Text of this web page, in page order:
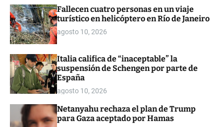
o
r
Fallecen cuatro personas en un viaje
turístico en helicóptero en Río de Janeiro
agosto 10, 2026
Italia califica de “inaceptable” la
suspensión de Schengen por parte de
España
agosto 10, 2026
Netanyahu rechaza el plan de Trump
para Gaza aceptado por Hamas